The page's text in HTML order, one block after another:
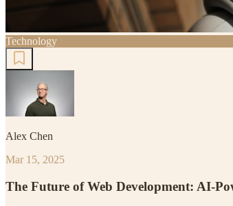
Technology
Alex Chen
Mar 15, 2025
The Future of Web Development: AI-